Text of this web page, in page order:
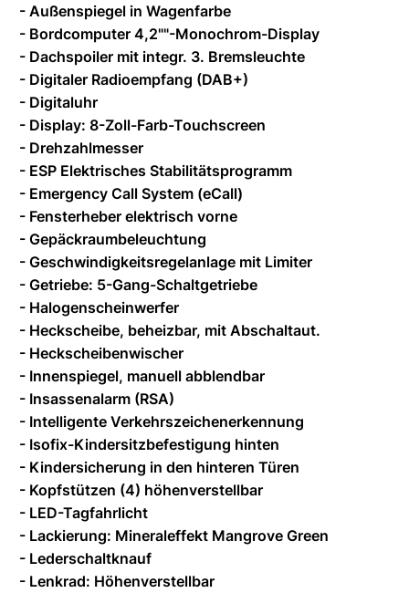
- Außenspiegel in Wagenfarbe
- Bordcomputer 4,2""-Monochrom-Display
- Dachspoiler mit integr. 3. Bremsleuchte
- Digitaler Radioempfang (DAB+)
- Digitaluhr
- Display: 8-Zoll-Farb-Touchscreen
- Drehzahlmesser
- ESP Elektrisches Stabilitätsprogramm
- Emergency Call System (eCall)
- Fensterheber elektrisch vorne
- Gepäckraumbeleuchtung
- Geschwindigkeitsregelanlage mit Limiter
- Getriebe: 5-Gang-Schaltgetriebe
- Halogenscheinwerfer
- Heckscheibe, beheizbar, mit Abschaltaut.
- Heckscheibenwischer
- Innenspiegel, manuell abblendbar
- Insassenalarm (RSA)
- Intelligente Verkehrszeichenerkennung
- Isofix-Kindersitzbefestigung hinten
- Kindersicherung in den hinteren Türen
- Kopfstützen (4) höhenverstellbar
- LED-Tagfahrlicht
- Lackierung: Mineraleffekt Mangrove Green
- Lederschaltknauf
- Lenkrad: Höhenverstellbar